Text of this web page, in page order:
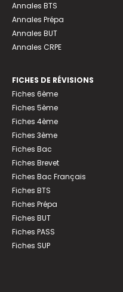
Annales BTS
Annales Prépa
Annales BUT
Annales CRPE
FICHES DE RÉVISIONS
Fiches 6ème
Fiches 5ème
Fiches 4ème
Fiches 3ème
Fiches Bac
Fiches Brevet
Fiches Bac Français
Fiches BTS
Fiches Prépa
Fiches BUT
Fiches PASS
Fiches SUP